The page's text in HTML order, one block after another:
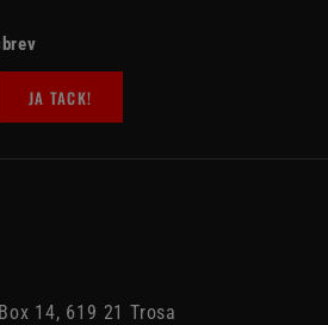
JA TACK!
14, 619 21 Trosa